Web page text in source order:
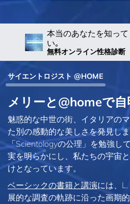
本当のあなたを知って
い｡
無料オンライン性格診断
サイエントロジスト @HOME
メリーと@homeで
魅惑的な中世の街、イタリアの
た別の感動的な美しさを発見し
「Scientologyの公理」を勉強し
実を明らかにし、私たちの宇宙
けとなっています。
ベーシックの書籍と講演には、
展的な調査の軌跡に沿った画期